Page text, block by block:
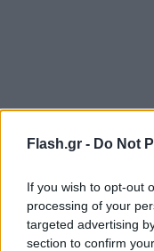
Flash.gr - Do Not
If you wish to opt-out
processing of your
targeted advertising
section to confirm